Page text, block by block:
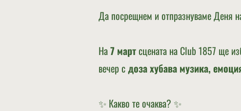
Да посрещнем и отпразнуваме Деня
На7 мартсцената на Club 1857 ще
вечер сдоза хубава музика,
✨ Какво те очаква? ✨